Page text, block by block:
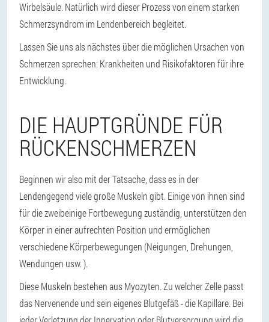
Wirbelsäule. Natürlich wird dieser Prozess von einem starken
Schmerzsyndrom im Lendenbereich begleitet.
Lassen Sie uns als nächstes über die möglichen Ursachen von
Schmerzen sprechen: Krankheiten und Risikofaktoren für ihre
Entwicklung.
DIE HAUPTGRÜNDE FÜR
RÜCKENSCHMERZEN
Beginnen wir also mit der Tatsache, dass es in der
Lendengegend viele große Muskeln gibt. Einige von ihnen sind
für die zweibeinige Fortbewegung zuständig, unterstützen den
Körper in einer aufrechten Position und ermöglichen
verschiedene Körperbewegungen (Neigungen, Drehungen,
Wendungen usw. ).
Diese Muskeln bestehen aus Myozyten. Zu welcher Zelle passt
das Nervenende und sein eigenes Blutgefäß - die Kapillare. Bei